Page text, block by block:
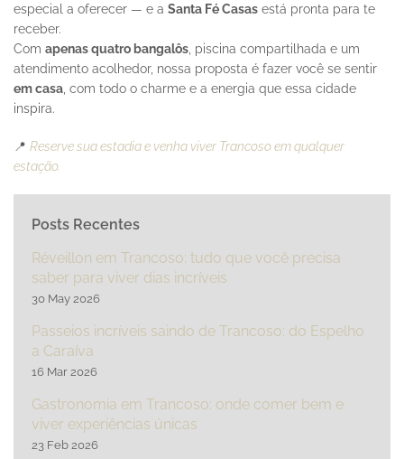
especial a oferecer — e a Santa Fé Casas está pronta para te
receber.
Com apenas quatro bangalôs , piscina compartilhada e um
atendimento acolhedor, nossa proposta é fazer você se sentir
em casa , com todo o charme e a energia que essa cidade
inspira.
📍 Reserve sua estadia e venha viver Trancoso em qualquer
estação.
Posts Recentes
Réveillon em Trancoso: tudo que você precisa
saber para viver dias incríveis
30 May 2026
Passeios incríveis saindo de Trancoso: do Espelho
a Caraíva
16 Mar 2026
Gastronomia em Trancoso: onde comer bem e
viver experiências únicas
23 Feb 2026